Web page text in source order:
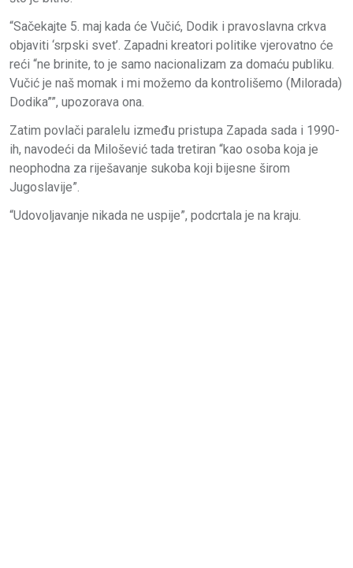
“Sačekajte 5. maj kada će Vučić, Dodik i pravoslavna crkva
objaviti ‘srpski svet’. Zapadni kreatori politike vjerovatno će
reći “ne brinite, to je samo nacionalizam za domaću publiku.
Vučić je naš momak i mi možemo da kontrolišemo (Milorada)
Dodika””, upozorava ona.
Zatim povlači paralelu između pristupa Zapada sada i 1990-
ih, navodeći da Milošević tada tretiran “kao osoba koja je
neophodna za riješavanje sukoba koji bijesne širom
Jugoslavije”.
“Udovoljavanje nikada ne uspije”, podcrtala je na kraju.